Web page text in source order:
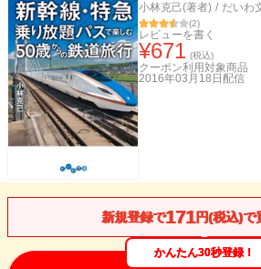
小林克己(著者) / だいわ
(2)
レビューを書く
¥671 (税込)
クーポン利用対象商品
2016年03月18日 配信
新規登録で171 円(税込)で
かんたん30秒登録！